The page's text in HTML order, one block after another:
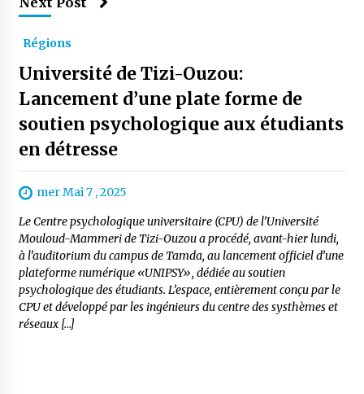
candidatures au concours du Prix national du
meilleur prêche du vendredi
2 semaines ago
Droit à l’affiliation au régime national de
retraite : Coup d’envoi d’une campagne de
sensibilisation au profit de la communauté
sensibilisation sur la lutte contre le travail
informel
3 semaines ago
Première voiture de course conçue et
fabriquée localement : Une équipe d’étudiants
algériens participe à une compétition
Régions
Université de Tizi-Ouzou:
Lancement d’une plate forme de
soutien psychologique aux étudiants
en détresse
mer Mai 7 , 2025
Le Centre psychologique universitaire (CPU) de l’Université
Mouloud-Mammeri de Tizi-Ouzou a procédé, avant-hier lundi,
à l’auditorium du campus de Tamda, au lancement officiel d’une
plateforme numérique «UNIPSY», dédiée au soutien
psychologique des étudiants. L’espace, entièrement conçu par le
CPU et développé par les ingénieurs du centre des systhèmes et
réseaux […]